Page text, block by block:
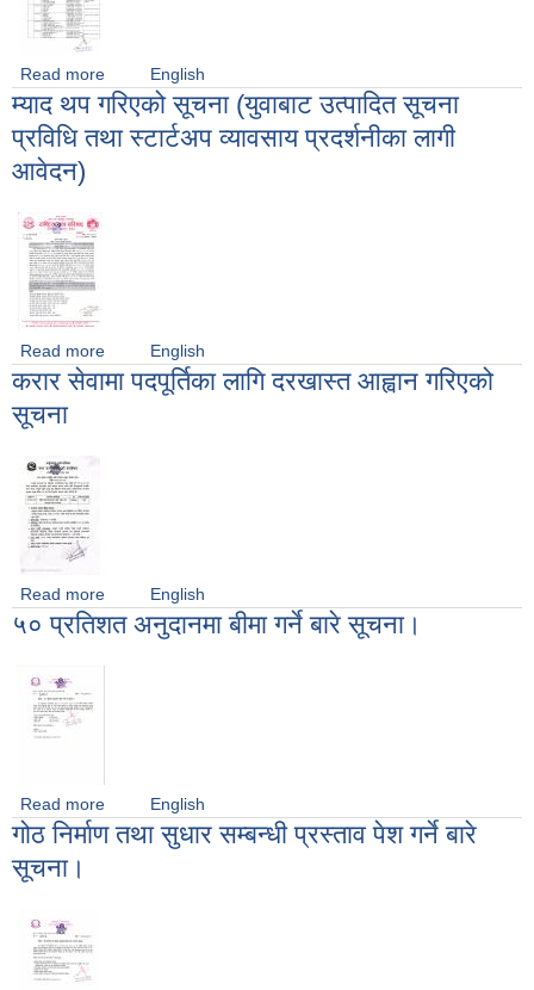
Read more about निःशुल्क पि.पि.आर. खोप लगाउने बारे सूचना।
English
म्याद थप गरिएको सूचना (युवाबाट उत्पादित सूचना
प्रविधि तथा स्टार्टअप व्यावसाय प्रदर्शनीका लागी
आवेदन)
Read more about म्याद थप गरिएको सूचना (युवाबाट उत्पादित सूचना प्रविधि तथा
स्टार्टअप व्यावसाय प्रदर्शनीका लागी आवेदन)
English
करार सेवामा पदपूर्तिका लागि दरखास्त आह्वान गरिएको
सूचना
Read more about करार सेवामा पदपूर्तिका लागि दरखास्त आह्वान गरिएको सूचना
English
५० प्रतिशत अनुदानमा बीमा गर्ने बारे सूचना।
Read more about ५० प्रतिशत अनुदानमा बीमा गर्ने बारे सूचना।
English
गोठ निर्माण तथा सुधार सम्बन्धी प्रस्ताव पेश गर्ने बारे
सूचना।